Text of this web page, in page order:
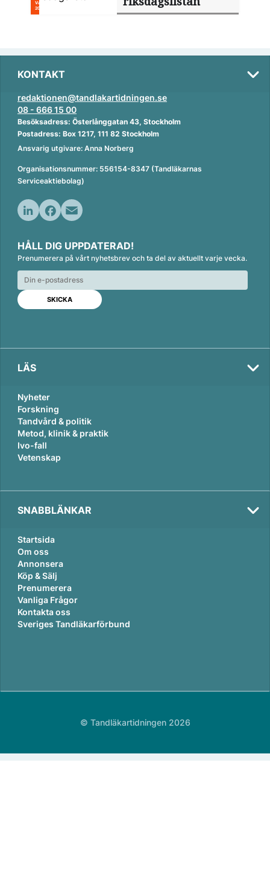
KONTAKT
redaktionen@tandlakartidningen.se
08 - 666 15 00
Besöksadress: Österlånggatan 43, Stockholm
Postadress: Box 1217, 111 82 Stockholm
Ansvarig utgivare: Anna Norberg
Organisationsnummer: 556154-8347 (Tandläkarnas
Serviceaktiebolag)
n
k
e
d
n
c
e
b
o
o
k
a
i
l
HÅLL DIG UPPDATERAD!
Prenumerera på vårt nyhetsbrev och ta del av aktuellt varje vecka.
LÄS
Nyheter
Forskning
Tandvård & politik
Metod, klinik & praktik
Ivo-fall
Vetenskap
SNABBLÄNKAR
Startsida
Om oss
Annonsera
Köp & Sälj
Prenumerera
Vanliga Frågor
Kontakta oss
Sveriges Tandläkarförbund
© Tandläkartidningen 2026